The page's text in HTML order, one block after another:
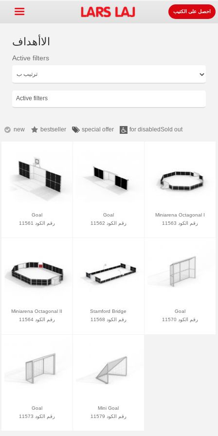
معدات ساحات اللعب
سطح +
اتصل
LarsLaj Worldwide
Lars Laj on Facebook
احصل على الكتيب
الاأهداف
Active filters
Active filters
new bestseller special offer for disabledSold out
Goal
رقم الكود 11561
Goal
رقم الكود 11562
Miniarena Octagonal I
رقم الكود 11563
Miniarena Octagonal II
رقم الكود 11564
Stamford Bridge
رقم الكود 11568
Goal
رقم الكود 11570
Goal
رقم الكود 11573
Mini Goal
رقم الكود 11579